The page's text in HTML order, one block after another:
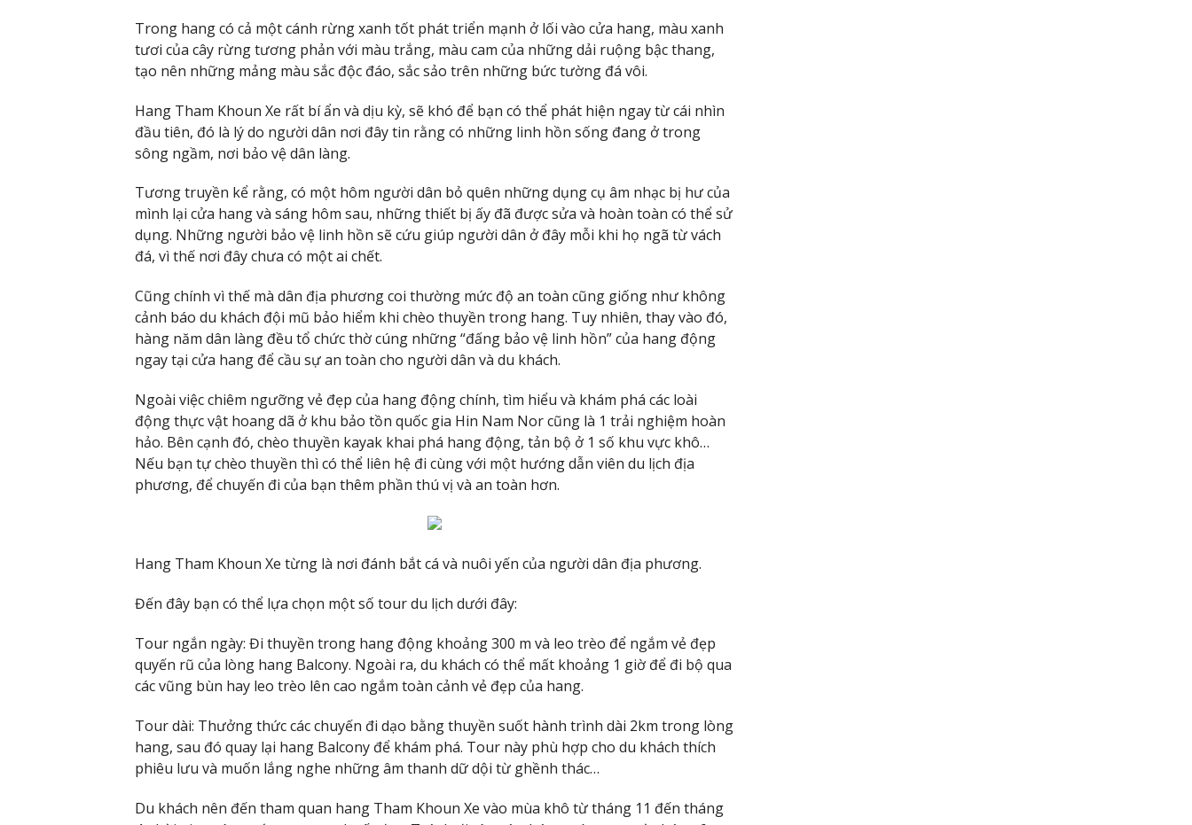
Trong hang có cả một cánh rừng xanh tốt phát triển mạnh ở lối vào cửa hang, màu xanh
tươi của cây rừng tương phản với màu trắng, màu cam của những dải ruộng bậc thang,
tạo nên những mảng màu sắc độc đáo, sắc sảo trên những bức tường đá vôi.
Hang Tham Khoun Xe rất bí ẩn và dịu kỳ, sẽ khó để bạn có thể phát hiện ngay từ cái nhìn
đầu tiên, đó là lý do người dân nơi đây tin rằng có những linh hồn sống đang ở trong
sông ngầm, nơi bảo vệ dân làng.
Tương truyền kể rằng, có một hôm người dân bỏ quên những dụng cụ âm nhạc bị hư của
mình lại cửa hang và sáng hôm sau, những thiết bị ấy đã được sửa và hoàn toàn có thể sử
dụng. Những người bảo vệ linh hồn sẽ cứu giúp người dân ở đây mỗi khi họ ngã từ vách
đá, vì thế nơi đây chưa có một ai chết.
Cũng chính vì thế mà dân địa phương coi thường mức độ an toàn cũng giống như không
cảnh báo du khách đội mũ bảo hiểm khi chèo thuyền trong hang. Tuy nhiên, thay vào đó,
hàng năm dân làng đều tổ chức thờ cúng những “đấng bảo vệ linh hồn” của hang động
ngay tại cửa hang để cầu sự an toàn cho người dân và du khách.
Ngoài việc chiêm ngưỡng vẻ đẹp của hang động chính, tìm hiểu và khám phá các loài
động thực vật hoang dã ở khu bảo tồn quốc gia Hin Nam Nor cũng là 1 trải nghiệm hoàn
hảo. Bên cạnh đó, chèo thuyền kayak khai phá hang động, tản bộ ở 1 số khu vực khô…
Nếu bạn tự chèo thuyền thì có thể liên hệ đi cùng với một hướng dẫn viên du lịch địa
phương, để chuyến đi của bạn thêm phần thú vị và an toàn hơn.
Hang Tham Khoun Xe từng là nơi đánh bắt cá và nuôi yến của người dân địa phương.
Đến đây bạn có thể lựa chọn một số tour du lịch dưới đây:
Tour ngắn ngày: Đi thuyền trong hang động khoảng 300 m và leo trèo để ngắm vẻ đẹp
quyến rũ của lòng hang Balcony. Ngoài ra, du khách có thể mất khoảng 1 giờ để đi bộ qua
các vũng bùn hay leo trèo lên cao ngắm toàn cảnh vẻ đẹp của hang.
Tour dài: Thưởng thức các chuyến đi dạo bằng thuyền suốt hành trình dài 2km trong lòng
hang, sau đó quay lại hang Balcony để khám phá. Tour này phù hợp cho du khách thích
phiêu lưu và muốn lắng nghe những âm thanh dữ dội từ ghềnh thác…
Du khách nên đến tham quan hang Tham Khoun Xe vào mùa khô từ tháng 11 đến tháng